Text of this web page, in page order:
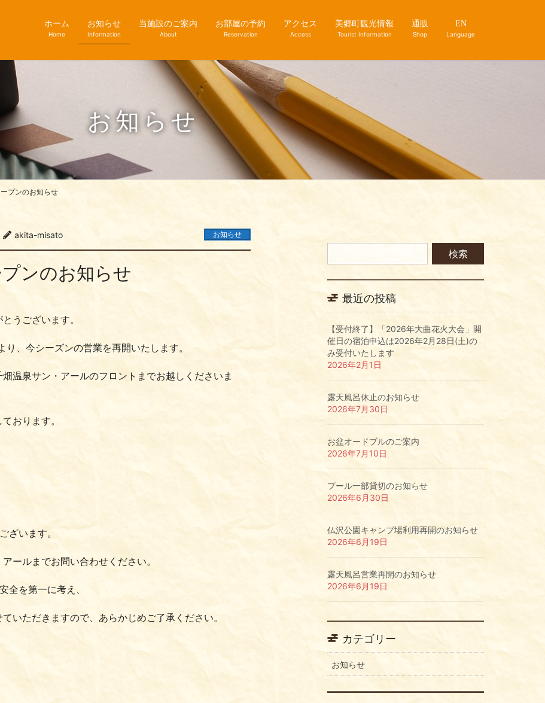
ホーム
Home
お知らせ
Information
当施設のご案内
About
お部屋の予約
Reservation
アクセス
Access
美郷町観光情報
Tourist Information
通販
Shop
EN
Language
お知らせ
プンのお知らせ
akita-misato お知らせ
ンのお知らせ
うございます。
、今シーズンの営業を再開いたします。
温泉サン・アールのフロントまでお越しくださいま
おります。
ざいます。
ールまでお問い合わせください。
全を第一に考え、
いただきますので、あらかじめご了承ください。
最近の投稿
【受付終了】「2026年大曲花火大会」開
催日の宿泊申込は2026年2月28日(土)の
み受付いたします
2026年2月1日
露天風呂休止のお知らせ
2026年7月30日
お盆オードブルのご案内
2026年7月10日
プール一部貸切のお知らせ
2026年6月30日
仏沢公園キャンプ場利用再開のお知らせ
2026年6月19日
露天風呂営業再開のお知らせ
2026年6月19日
カテゴリー
お知らせ